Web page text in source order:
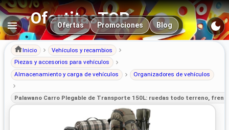
OfertitasTOP
Navegación principal
Ofertas Promociones Blog
Inicio
Vehículos y recambios
Piezas y accesorios para vehículos
Almacenamiento y carga de vehículos
Organizadores de vehículos
Palawano Carro Plegable de Transporte 150L: ruedas todo terreno,